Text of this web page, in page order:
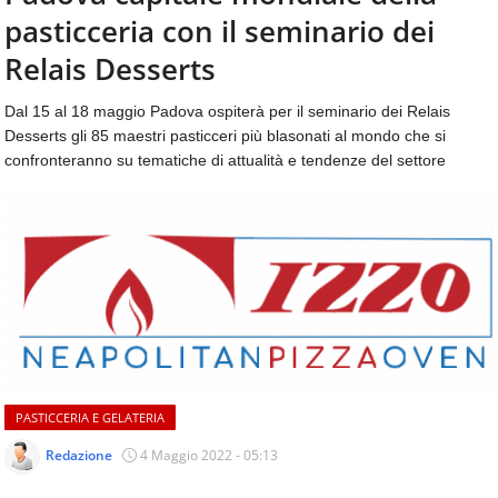
aggiornamenti
quotidiani
temi
come
ospitalità,
ristorazione,
catering
e
articoli
sul
mondo
dei
consumi
fuoricasa,
CONTATTI
pasticceria con il seminario dei
Relais Desserts
Dal 15 al 18 maggio Padova ospiterà per il seminario dei Relais
Desserts gli 85 maestri pasticceri più blasonati al mondo che si
confronteranno su tematiche di attualità e tendenze del settore
PASTICCERIA E GELATERIA
Redazione 4 Maggio 2022 - 05:13